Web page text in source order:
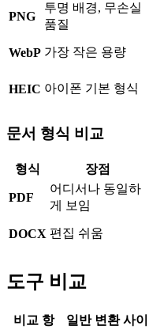
PNG
투명 배경, 무손실
품질
WebP 가장 작은 용량
HEIC 아이폰 기본 형식
문서 형식 비교
형식 장점
PDF
어디서나 동일하
게 보임
DOCX 편집 쉬움
도구 비교
비교 항
일반 변환 사이